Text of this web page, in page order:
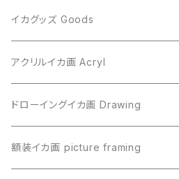
イカグッズ Goods
アクリルイカ画 Acryl
ドローイングイカ画 Drawing
額装イカ画 picture framing